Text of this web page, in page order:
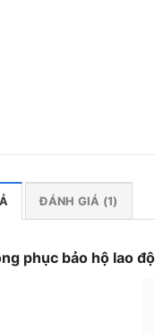
ĐÁNH GIÁ (1)
phục bảo hộ lao